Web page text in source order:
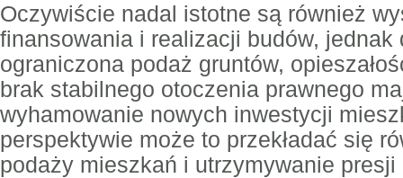
Oczywiście nadal istotne są również
finansowania i realizacji budów, jednak
ograniczona podaż gruntów,
brak stabilnego otoczenia prawnego
wyhamowanie nowych inwestycji
perspektywie może to przekładać się
podaży mieszkań i utrzymywanie